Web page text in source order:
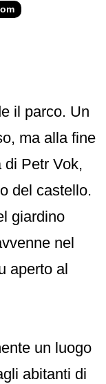
il parco. Un
ma alla fine
di Petr Vok,
del castello.
giardino
nel
aperto al
un luogo
abitanti di